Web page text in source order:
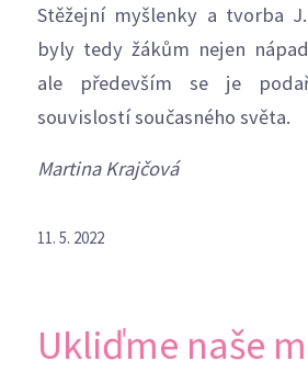
Stěžejní myšlenky a tvorba
byly tedy žákům nejen
ale především se je
souvislostí současného světa.
Martina Krajčová
11. 5. 2022
Ukliďme naše